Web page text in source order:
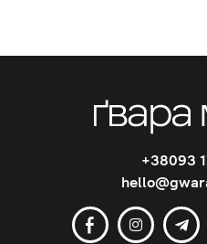
+38093